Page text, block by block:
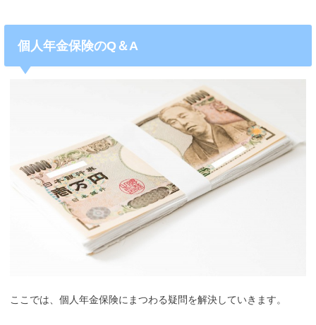
個人年金保険のQ＆A
ここでは、個人年金保険にまつわる疑問を解決していきます。